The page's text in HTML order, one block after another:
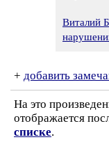
Виталий
+ добавить
На это
отображается
списке.